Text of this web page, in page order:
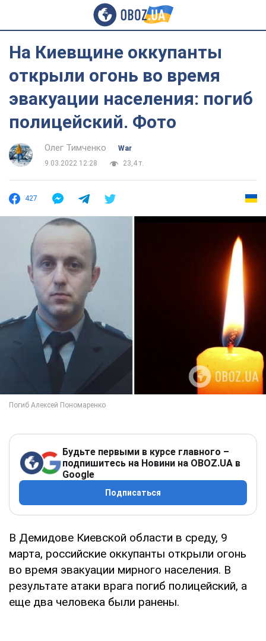
На Киевщине оккупанты
открыли огонь во время
эвакуации населения: погиб
полицейский. Фото
Олег Тимченко
War
9.03.2022 12:28
23,4 т.
427
Будьте первыми в курсе главного –
подпишитесь на Новини на OBOZ.UA в
Google
Подписаться
В Демидове Киевской области в среду, 9
марта, российские оккупанты открыли огонь
во время эвакуации мирного населения. В
результате атаки врага погиб полицейский, а
еще два человека были ранены.